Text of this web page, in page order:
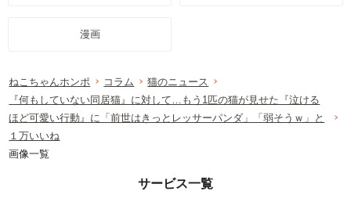
漫画
ねこちゃんホンポ コラム
猫のニュース
『何もしていない同居猫』に対して…もう1匹の猫が見せた『泣ける
ほど可愛い行動』に「前世はきっとレッサーパンダ」「弱そうｗ」と
１万いいね
画像一覧
サービス一覧